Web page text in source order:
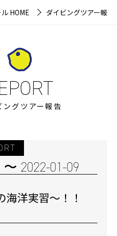
HOME ダイビングツアー報告
ングツアー報告
〜 2022-01-09
海洋実習〜！！